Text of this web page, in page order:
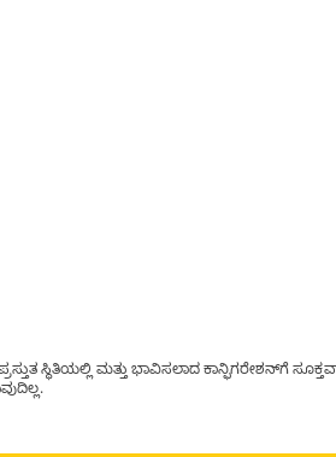
ಸ್ಥಿತಿಯಲ್ಲಿ ಮತ್ತು ಭಾವಿಸಲಾದ ಕಾನ್ಫಿಗರೇಶನ್‌ಗೆ